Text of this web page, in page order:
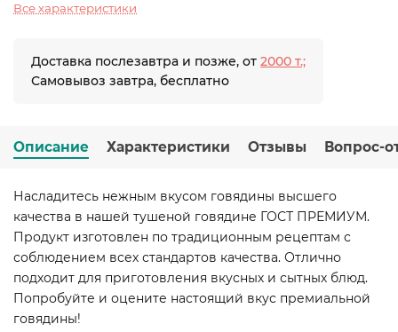
Все характеристики
Доставка послезавтра и позже, от 2000 т.;
Самовывоз завтра, бесплатно
Описание Характеристики Отзывы Вопрос-
Насладитесь нежным вкусом говядины высшего
качества в нашей тушеной говядине ГОСТ ПРЕМИУМ.
Продукт изготовлен по традиционным рецептам с
соблюдением всех стандартов качества. Отлично
подходит для приготовления вкусных и сытных блюд.
Попробуйте и оцените настоящий вкус премиальной
говядины!